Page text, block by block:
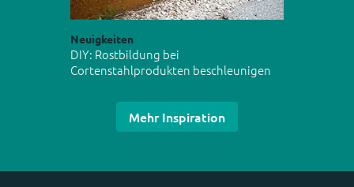
Neuigkeiten
DIY: Rostbildung bei
Cortenstahlprodukten beschleunigen
Mehr Inspiration